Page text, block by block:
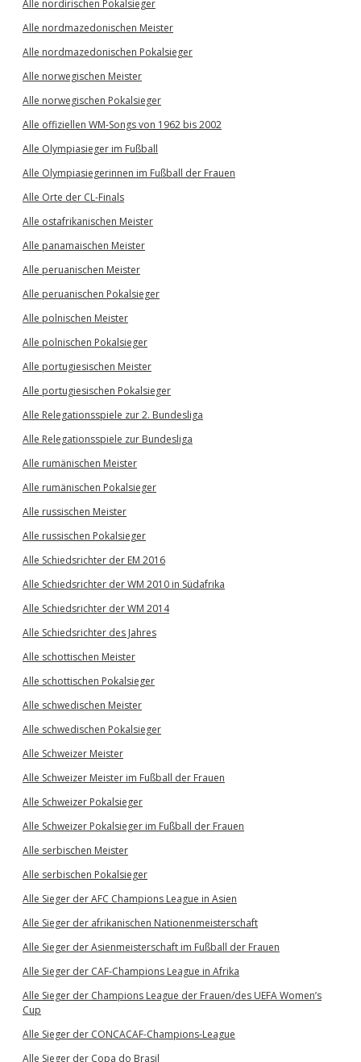
Alle nordirischen Pokalsieger
Alle nordmazedonischen Meister
Alle nordmazedonischen Pokalsieger
Alle norwegischen Meister
Alle norwegischen Pokalsieger
Alle offiziellen WM-Songs von 1962 bis 2002
Alle Olympiasieger im Fußball
Alle Olympiasiegerinnen im Fußball der Frauen
Alle Orte der CL-Finals
Alle ostafrikanischen Meister
Alle panamaischen Meister
Alle peruanischen Meister
Alle peruanischen Pokalsieger
Alle polnischen Meister
Alle polnischen Pokalsieger
Alle portugiesischen Meister
Alle portugiesischen Pokalsieger
Alle Relegationsspiele zur 2. Bundesliga
Alle Relegationsspiele zur Bundesliga
Alle rumänischen Meister
Alle rumänischen Pokalsieger
Alle russischen Meister
Alle russischen Pokalsieger
Alle Schiedsrichter der EM 2016
Alle Schiedsrichter der WM 2010 in Südafrika
Alle Schiedsrichter der WM 2014
Alle Schiedsrichter des Jahres
Alle schottischen Meister
Alle schottischen Pokalsieger
Alle schwedischen Meister
Alle schwedischen Pokalsieger
Alle Schweizer Meister
Alle Schweizer Meister im Fußball der Frauen
Alle Schweizer Pokalsieger
Alle Schweizer Pokalsieger im Fußball der Frauen
Alle serbischen Meister
Alle serbischen Pokalsieger
Alle Sieger der AFC Champions League in Asien
Alle Sieger der afrikanischen Nationenmeisterschaft
Alle Sieger der Asienmeisterschaft im Fußball der Frauen
Alle Sieger der CAF-Champions League in Afrika
Alle Sieger der Champions League der Frauen/des UEFA Women’s
Cup
Alle Sieger der CONCACAF-Champions-League
Alle Sieger der Copa do Brasil